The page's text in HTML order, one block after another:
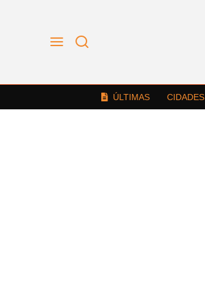
ÚLTIMAS CIDADES